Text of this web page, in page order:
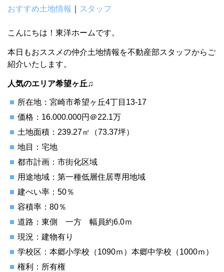
おすすめ土地情報
スタッフ
こんにちは！東洋ホームです。
本日もおススメの仲介土地情報を不動産部スタッフからご
紹介いたします。
人気のエリア希望ヶ丘♫
所在地：宮崎市希望ヶ丘4丁目13-17
価格：16.000.000円＠22.1万
土地面積：239.27㎡（73.37坪）
地目：宅地
都市計画：市街化区域
用途地域：第一種低層住居専用地域
建ぺい率：50％
容積率：80％
道路：東側 一方 幅員約6.0ｍ
現況：建物有り
学校区：本郷小学校（1090ｍ）本郷中学校（1000ｍ）
権利：所有権